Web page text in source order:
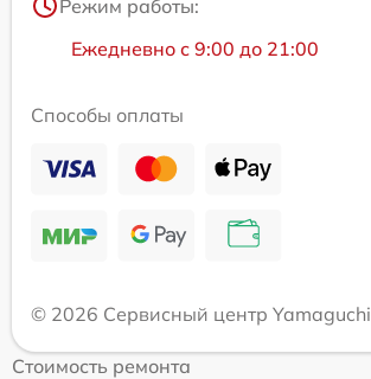
Режим работы:
Ежедневно с 9:00 до 21:00
Способы оплаты
© 2026 Сервисный центр Yamaguchi
Стоимость ремонта